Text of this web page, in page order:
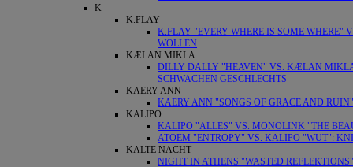
K
K.FLAY
K.FLAY "EVERY WHERE IS SOME WHERE"
WOLLEN
KÆLAN MIKLA
DILLY DALLY "HEAVEN" VS. KÆLAN
SCHWACHEN GESCHLECHTS
KAERY ANN
KAERY ANN "SONGS OF GRACE AND
KALIPO
KALIPO "ALLES" VS. MONOLINK "THE
ATOEM "ENTROPY" VS. KALIPO "WUT":
KALTE NACHT
NIGHT IN ATHENS "WASTED